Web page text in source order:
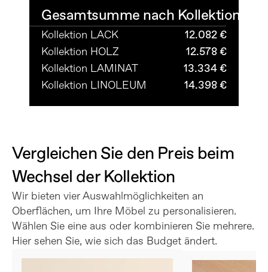
Vergleichen Sie den Preis beim
Wechsel der Kollektion
Wir bieten vier Auswahlmöglichkeiten an
Oberflächen, um Ihre Möbel zu personalisieren.
Wählen Sie eine aus oder kombinieren Sie mehrere.
Hier sehen Sie, wie sich das Budget ändert.
Gesamtsumme nach Kollektionen
Kollektion LACK
12.082 €
Kollektion HOLZ
12.578 €
Kollektion LAMINAT
13.334 €
Kollektion LINOLEUM
14.398 €